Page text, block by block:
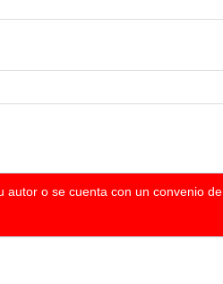
autor o se cuenta con un convenio de